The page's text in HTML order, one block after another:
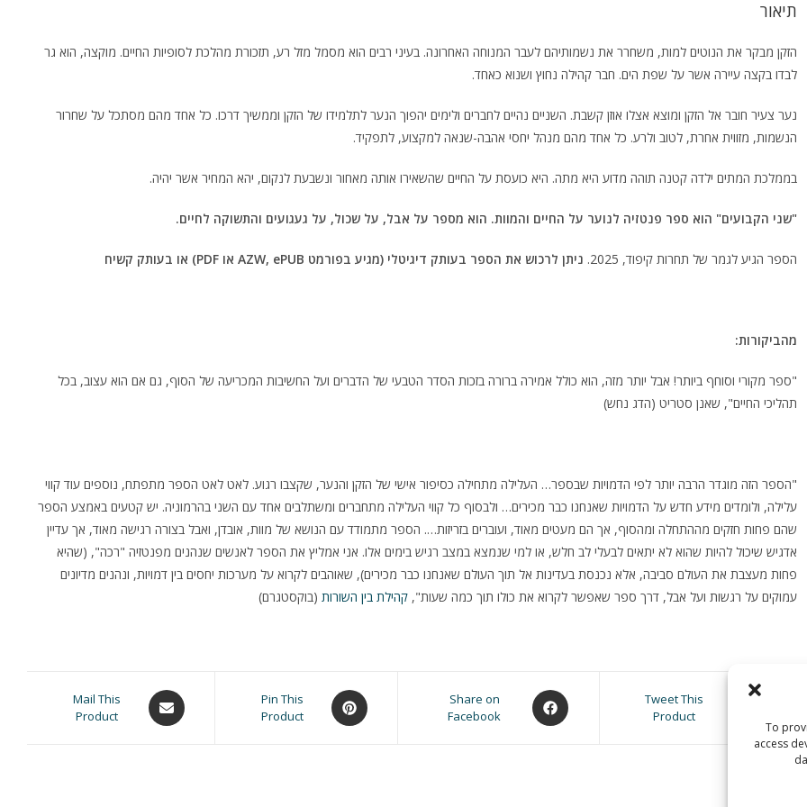
To
access
תיאור
הזקן מבקר את הנוטים למות, משחרר את נשמותיהם לעבר המנוחה האחרונה. בעיני רבים הוא מסמל מזל רע, תזכורת מהלכת לסופיות החיים. מוקצה, הוא גר
לבדו בקצה עיירה אשר על שפת הים. חבר קהילה נחוץ ושנוא כאחד.
נער צעיר חובר אל הזקן ומוצא אצלו אוזן קשבת. השניים נהיים לחברים ולימים יהפוך הנער לתלמידו של הזקן וממשיך דרכו. כל אחד מהם מסתכל על שחרור
הנשמות, מזווית אחרת, לטוב ולרע. כל אחד מהם מנהל יחסי אהבה-שנאה למקצוע, לתפקיד.
בממלכת המתים ילדה קטנה תוהה מדוע היא מתה. היא כועסת על החיים שהשאירו אותה מאחור ונשבעת לנקום, יהא המחיר אשר יהיה.
"שני הקבועים" הוא ספר פנטזיה לנוער על החיים והמוות. הוא מספר על אבל, על שכול, על געגועים והתשוקה לחיים.
הספר הגיע לגמר של תחרות קיפוד, 2025. ניתן לרכוש את הספר בעותק דיגיטלי (מגיע בפורמט AZW, ePUB או PDF) או בעותק קשיח
מהביקורות:
"ספר מקורי וסוחף ביותר! אבל יותר מזה, הוא כולל אמירה ברורה בזכות הסדר הטבעי של הדברים ועל החשיבות המכריעה של הסוף, גם אם הוא עצוב, בכל
תהליכי החיים", שאנן סטריט (הדג נחש)
"הספר הזה מוגדר הרבה יותר לפי הדמויות שבספר… העלילה מתחילה כסיפור אישי של הזקן והנער, שקצבו רגוע. לאט לאט הספר מתפתח, נוספים עוד קווי
עלילה, ולומדים מידע חדש על הדמויות שאנחנו כבר מכירים… ולבסוף כל קווי העלילה מתחברים ומשתלבים אחד עם השני בהרמוניה. יש קטעים באמצע הספר
שהם פחות חזקים מההתחלה ומהסוף, אך הם מעטים מאוד, ועוברים בזריזות…. הספר מתמודד עם הנושא של מוות, אובדן, ואבל בצורה רגישה מאוד, אך עדיין
אדגיש שיכול להיות שהוא לא יתאים לבעלי לב חלש, או למי שנמצא במצב רגיש בימים אלו. אני אמליץ את הספר לאנשים שנהנים מפנטזיה "רכה", (שהיא
פחות מעצבת את העולם סביבה, אלא נכנסת בעדינות אל תוך העולם שאנחנו כבר מכירים), שאוהבים לקרוא על מערכות יחסים בין דמויות, ונהנים מדיונים
עמוקים על רגשות ועל אבל, דרך ספר שאפשר לקרוא את כולו תוך כמה שעות",קהילת בין השורות (בוקסטגרם)
Opens
Tweet This
Product
Opens
in
Share on
Facebook
Opens
in
Pin This
Product
Opens
in
Mail This
Product